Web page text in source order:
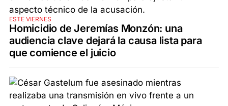
ESTE VIERNES
Homicidio de Jeremías Monzón: una
audiencia clave dejará la causa lista para
que comience el juicio